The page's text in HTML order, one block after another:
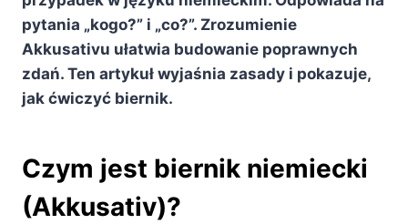
pytania „kogo?” i „co?”. Zrozumienie
Akkusativu ułatwia budowanie poprawnych
zdań. Ten artykuł wyjaśnia zasady i pokazuje,
jak ćwiczyć biernik.
Czym jest biernik niemiecki
(Akkusativ)?